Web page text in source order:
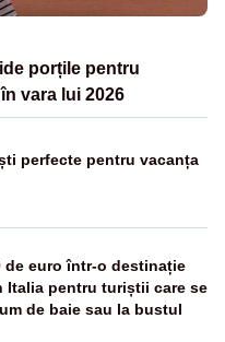
porțile pentru
vara lui 2026
perfecte pentru vacanța
de euro într-o destinație
Italia pentru turiștii care se
de baie sau la bustul